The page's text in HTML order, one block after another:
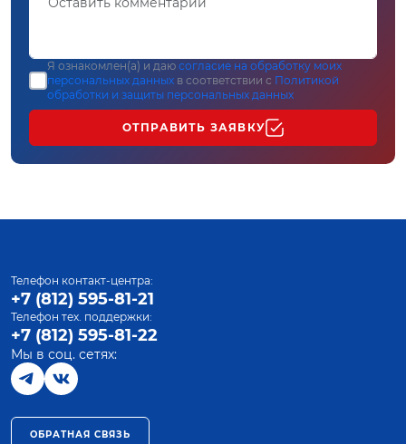
Я ознакомлен(а) и даю согласие на обработку моих
персональных данных в соответствии с Политикой
обработки и защиты персональных данных
ОТПРАВИТЬ ЗАЯВКУ
Телефон контакт-центра:
+7 (812) 595-81-21
Телефон тех. поддержки:
+7 (812) 595-81-22
Мы в соц. сетях:
ОБРАТНАЯ СВЯЗЬ